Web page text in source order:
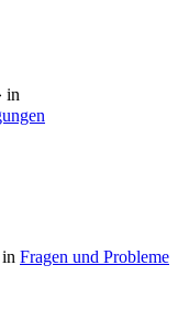
in
Fragen und Probleme